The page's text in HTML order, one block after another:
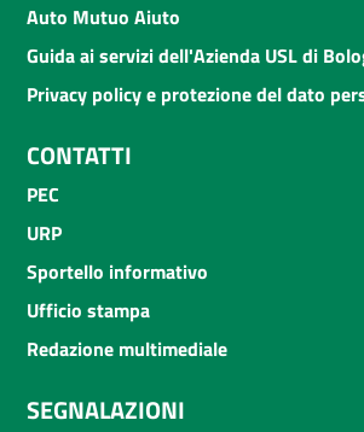
Auto Mutuo Aiuto
Guida ai servizi dell'Azienda USL di
Privacy policy e protezione del dato
CONTATTI
PEC
URP
Sportello informativo
Ufficio stampa
Redazione multimediale
SEGNALAZIONI